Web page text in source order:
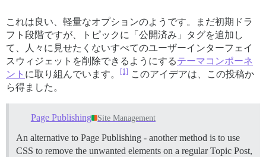
これは良い、軽量なオプションのようです。まだ初期ドラ
フト段階ですが、トピックに「公開済み」タグを追加し
て、人々に見せたくないすべてのユーザーインターフェイ
スウィジェットを削除できるようにするテーマコンポーネ
ント に取り組んでいます。 [1] このアイデアは、この投稿か
ら得ました。
Page Publishing Site Management
An alternative to Page Publishing - another method is to use
CSS to remove the unwanted elements on a regular Topic Post,